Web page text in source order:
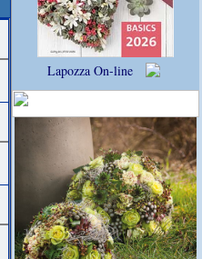
Lapozza On-line